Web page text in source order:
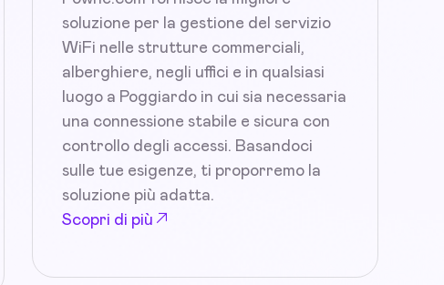
soluzione per la gestione del servizio
WiFi nelle strutture commerciali,
alberghiere, negli uffici e in qualsiasi
luogo a Poggiardo in cui sia necessaria
una connessione stabile e sicura con
controllo degli accessi. Basandoci
sulle tue esigenze, ti proporremo la
soluzione più adatta.
Scopri di più